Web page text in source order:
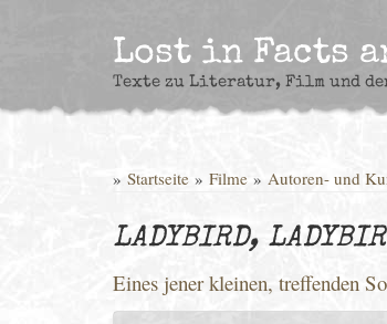
Lost in Facts
Texte zu Literatur, Film und
» Startseite » Filme » Autoren- und
LADYBIRD,
Eines jener kleinen, treffenden